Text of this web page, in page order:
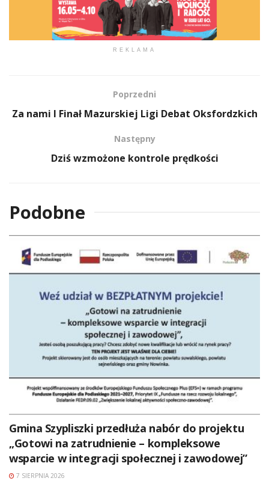
REKLAMA
Poprzedni
Za nami I Finał Mazurskiej Ligi Debat Oksfordzkich
Następny
Dziś wzmożone kontrole prędkości
Podobne
Gmina Szypliszki przedłuża nabór do projektu
„Gotowi na zatrudnienie – kompleksowe
wsparcie w integracji społecznej i zawodowej”
7 SIERPNIA 2026